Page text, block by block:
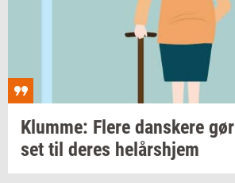
Klum­me: Flere dan­ske­re gør
set til deres helårs­hjem